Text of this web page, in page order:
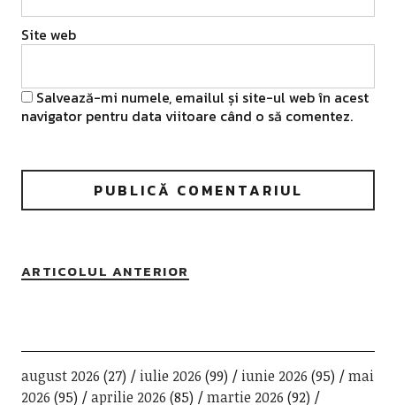
Site web
Salvează-mi numele, emailul și site-ul web în acest
navigator pentru data viitoare când o să comentez.
ARTICOLUL ANTERIOR
august 2026 (27) iulie 2026 (99) iunie 2026 (95)
mai
2026 (95) aprilie 2026 (85) martie 2026 (92)